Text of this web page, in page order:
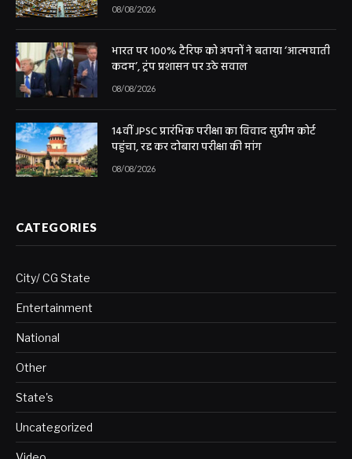
08/08/2026
भारत पर 100% टैरिफ को अपनों ने बताया ‘आत्मघाती
कदम’, ट्रंप प्रशासन पर उठे सवाल
08/08/2026
14वीं JPSC प्रारंभिक परीक्षा का विवाद सुप्रीम कोर्ट
पहुंचा, रद्द कर दोबारा परीक्षा की मांग
08/08/2026
CATEGORIES
City/ CG State
Entertainment
National
Other
State's
Uncategorized